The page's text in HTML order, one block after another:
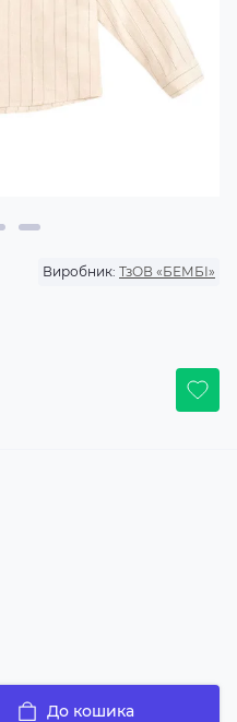
Виробник: ТзОВ «БЕМБІ»
До кошика